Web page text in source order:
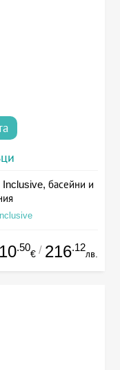
Inclusive, басейни и
.50
€ / 216.12
лв.